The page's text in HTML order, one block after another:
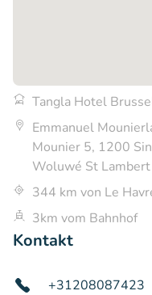
Tangla Hotel
Emmanuel
Mounier 5, 1200
Woluwé St Lambert
344 km von Le
3km vom Bahnhof
Kontakt
+31208087423